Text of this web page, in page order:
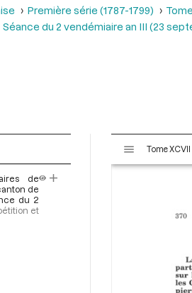
Première série (1787-1799)
Séance du 2 vendémiaire an III (23
de
de
du 2
et
s
Tome